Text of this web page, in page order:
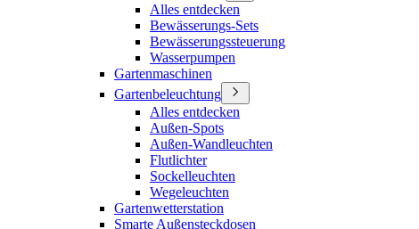
Alles entdecken
Bewässerungs-Sets
Bewässerungssteuerung
Wasserpumpen
Gartenmaschinen
Gartenbeleuchtung
Alles entdecken
Außen-Spots
Außen-Wandleuchten
Flutlichter
Sockelleuchten
Wegeleuchten
Gartenwetterstation
Smarte Außensteckdosen